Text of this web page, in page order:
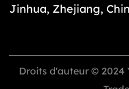
Jinhua, Zhejiang,
Droits d'auteur ©